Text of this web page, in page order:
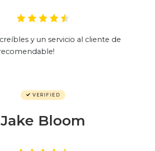
y un servicio al cliente de
VERIFIED
Jake Bloom